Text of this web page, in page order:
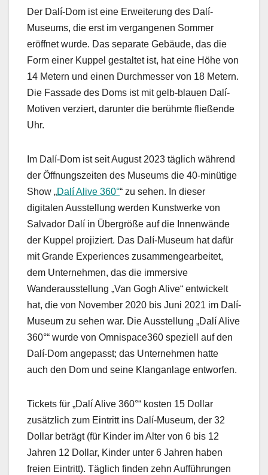
Der Dalí-Dom ist eine Erweiterung des Dalí-
Museums, die erst im vergangenen Sommer
eröffnet wurde. Das separate Gebäude, das die
Form einer Kuppel gestaltet ist, hat eine Höhe von
14 Metern und einen Durchmesser von 18 Metern.
Die Fassade des Doms ist mit gelb-blauen Dalí-
Motiven verziert, darunter die berühmte fließende
Uhr.
Im Dalí-Dom ist seit August 2023 täglich während
der Öffnungszeiten des Museums die 40-minütige
Show „Dalí Alive 360°“ zu sehen. In dieser
digitalen Ausstellung werden Kunstwerke von
Salvador Dalí in Übergröße auf die Innenwände
der Kuppel projiziert. Das Dalí-Museum hat dafür
mit Grande Experiences zusammengearbeitet,
dem Unternehmen, das die immersive
Wanderausstellung „Van Gogh Alive“ entwickelt
hat, die von November 2020 bis Juni 2021 im Dalí-
Museum zu sehen war. Die Ausstellung „Dalí Alive
360°“ wurde von Omnispace360 speziell auf den
Dalí-Dom angepasst; das Unternehmen hatte
auch den Dom und seine Klanganlage entworfen.
Tickets für „Dalí Alive 360°“ kosten 15 Dollar
zusätzlich zum Eintritt ins Dalí-Museum, der 32
Dollar beträgt (für Kinder im Alter von 6 bis 12
Jahren 12 Dollar, Kinder unter 6 Jahren haben
freien Eintritt). Täglich finden zehn Aufführungen